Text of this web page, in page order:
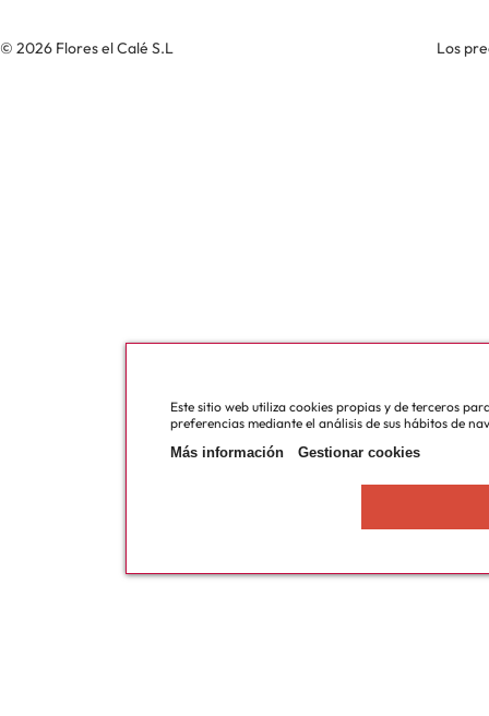
© 2026 Flores el Calé S.L Los
Este sitio web utiliza cookies propias y de terceros
preferencias mediante el análisis de sus hábitos de
Más información
Gestionar cookies